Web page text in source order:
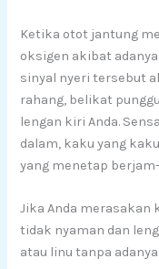
Ketika otot jantung
oksigen akibat
sinyal nyeri tersebut
rahang, belikat
lengan kiri Anda.
dalam, kaku yang
yang menetap
Jika Anda merasakan
tidak nyaman dan
atau linu tanpa